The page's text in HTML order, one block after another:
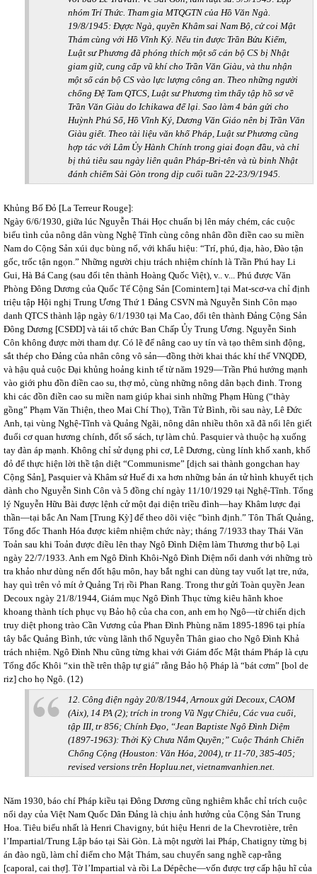
nhóm Trí Thức. Tham gia MTQGTN của Hồ Văn Ngà.
19/8/1945: Đựợc Ngà, quyền Khâm sai Nam Bộ, cử coi Mật
Thám cùng với Hồ Vĩnh Ký. Nếu tin được Trần Bửu Kiếm,
Luật sư Phương đã phóng thích một số cán bộ CS bị Nhật
giam giữ, cung cấp vũ khí cho Trần Văn Giàu, và thu nhận
một số cán bộ CS vào lực lượng công an. Theo những người
chống Đệ Tam QTCS, Luật sư Phương tìm thấy tập hồ sơ về
Trần Văn Giàu do Ichikawa để lại. Sao làm 4 bản gửi cho
Huỳnh Phú Sổ, Hồ Vĩnh Ký, Dương Văn Giáo nên bị Trần Văn
Giàu giết. Theo tài liệu văn khố Pháp, Luật sư Phương cũng
hợp tác với Lâm Ủy Hành Chính trong giai đoạn đầu, và chỉ
bị thủ tiêu sau ngày liên quân Pháp-Bri-tên và tù binh Nhật
đánh chiếm Sài Gòn trong dịp cuối tuần 22-23/9/1945.
Khủng Bố Đỏ [La Terreur Rouge]:
Ngày 6/6/1930, giữa lúc Nguyễn Thái Học chuẩn bị lên máy chém, các cuộc
biểu tình của nông dân vùng Nghệ Tĩnh cùng công nhân đồn điền cao su miền
Nam do Cộng Sản xúi dục bùng nổ, với khẩu hiệu: “Trí, phú, địa, hào, Đào tận
gốc, trốc tận ngọn.” Những người chịu trách nhiệm chính là Trần Phú hay Li
Gui, Hà Bá Cang (sau đổi tên thành Hoàng Quốc Việt), v.. v... Phú được Văn
Phòng Đông Dương của Quốc Tế Cộng Sản [Comintern] tại Mat-scơ-va chỉ định
triệu tập Hội nghị Trung Ương Thứ 1 Đảng CSVN mà Nguyễn Sinh Côn mạo
danh QTCS thành lập ngày 6/1/1930 tại Ma Cao, đổi tên thành Đảng Cộng Sản
Đông Dương [CSĐD] và tái tổ chức Ban Chấp Ủy Trung Ương. Nguyễn Sinh
Côn không được mời tham dự. Có lẽ để nâng cao uy tín và tạo thêm sinh động,
sắt thép cho Đảng của nhân công vô sản—đồng thời khai thác khí thế VNQDĐ,
và hậu quả cuộc Đại khủng hoảng kinh tế từ năm 1929—Trần Phú hướng mạnh
vào giới phu đồn điền cao su, thợ mỏ, cùng những nông dân bạch đinh. Trong
khi các đồn điền cao su miền nam giúp khai sinh những Phạm Hùng (“thày
gồng” Phạm Văn Thiện, theo Mai Chí Thọ), Trần Tử Bình, rồi sau này, Lê Đức
Anh, tại vùng Nghệ-Tĩnh và Quảng Ngãi, nông dân nhiều thôn xã đã nổi lên giết
đuổi cơ quan hương chính, đốt sổ sách, tự làm chủ. Pasquier và thuộc hạ xuống
tay đàn áp mạnh. Không chỉ sử dụng phi cơ, Lê Dương, cùng lính khố xanh, khố
đỏ để thực hiện lời thề tận diệt “Communisme” [dịch sai thành gongchan hay
Cộng Sản], Pasquier và Khâm sứ Huế đi xa hơn những bản án tử hình khuyết tịch
dành cho Nguyễn Sinh Côn và 5 đồng chí ngày 11/10/1929 tại Nghệ-Tĩnh. Tổng
lý Nguyễn Hữu Bài được lệnh cử một đại diện triều đình—hay Khâm lược đại
thần—tại bắc An Nam [Trung Kỳ] để theo dõi việc “bình định.” Tôn Thất Quảng,
Tổng đốc Thanh Hóa được kiêm nhiệm chức này; tháng 7/1933 thay Thái Văn
Toản sau khi Toản được điều lên thay Ngô Đình Diệm làm Thương thư bộ Lại
ngày 22/7/1933. Anh em Ngô Đình Khôi-Ngô Đình Diệm nổi danh với những trò
tra khảo như dùng nến đốt hậu môn, hay bắt nghi can dùng tay vuốt lạt tre, nứa,
hay quì trên vỏ mít ở Quảng Trị rồi Phan Rang. Trong thư gửi Toàn quyền Jean
Decoux ngày 21/8/1944, Giám mục Ngô Đình Thục từng kiêu hãnh khoe
khoang thành tích phục vụ Bảo hộ của cha con, anh em họ Ngô—từ chiến dịch
truy diệt phong trào Cần Vương của Phan Đình Phùng năm 1895-1896 tại phía
tây bắc Quảng Bình, tức vùng lãnh thổ Nguyễn Thân giao cho Ngô Đình Khả
trách nhiệm. Ngô Đình Nhu cũng từng khai với Giám đốc Mật thám Pháp là cựu
Tổng đốc Khôi “xin thề trên thập tự giá” rằng Bảo hộ Pháp là “bát cơm” [bol de
riz] cho họ Ngô. (12)
12. Công điện ngày 20/8/1944, Arnoux gửi Decoux, CAOM
(Aix), 14 PA (2); trích in trong Vũ Ngự Chiêu, Các vua cuối,
tập III, tr 856; Chính Đạo, “Jean Baptiste Ngô Đình Diệm
(1897-1963): Thời Kỳ Chưa Nắm Quyền;” Cuộc Thánh Chiến
Chống Cộng (Houston: Văn Hóa, 2004), tr 11-70, 385-405;
revised versions trên Hopluu.net, vietnamvanhien.net.
Năm 1930, báo chí Pháp kiều tại Đông Dương cũng nghiêm khắc chỉ trích cuộc
nổi dạy của Việt Nam Quốc Dân Đảng là chịu ảnh hưởng của Cộng Sản Trung
Hoa. Tiêu biểu nhất là Henri Chavigny, bút hiệu Henri de la Chevrotière, trên
l’Impartial/Trung Lập báo tại Sài Gòn. Là một người lai Pháp, Chatigny từng bị
án đào ngũ, làm chỉ điểm cho Mật Thám, sau chuyển sang nghề cạp-rằng
[caporal, cai thợ]. Tờ l’Impartial và rồi La Dépêche—vốn được trợ cấp hậu hĩ của